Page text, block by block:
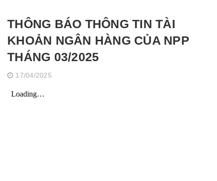
THÔNG BÁO THÔNG TIN TÀI
KHOẢN NGÂN HÀNG CỦA NPP
THÁNG 03/2025
17/04/2025